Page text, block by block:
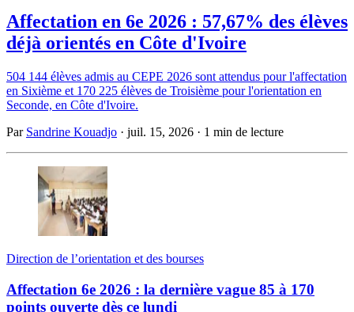
Affectation en 6e 2026 : 57,67% des élèves
déjà orientés en Côte d'Ivoire
504 144 élèves admis au CEPE 2026 sont attendus pour l'affectation
en Sixième et 170 225 élèves de Troisième pour l'orientation en
Seconde, en Côte d'Ivoire.
Par Sandrine Kouadjo · juil. 15, 2026 · 1 min de lecture
Direction de l’orientation et des bourses
Affectation 6e 2026 : la dernière vague 85 à 170
points ouverte dès ce lundi